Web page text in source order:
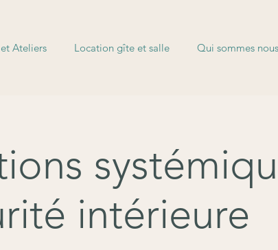
Ateliers Location gîte et salle Qui sommes
intérieure